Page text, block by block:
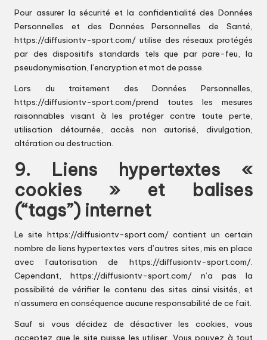
Pour assurer la sécurité et la confidentialité des Données
Personnelles et des Données Personnelles de Santé,
https://diffusiontv-sport.com/ utilise des réseaux protégés
par des dispositifs standards tels que par pare-feu, la
pseudonymisation, l’encryption et mot de passe.
Lors du traitement des Données Personnelles,
https://diffusiontv-sport.com/prend toutes les mesures
raisonnables visant à les protéger contre toute perte,
utilisation détournée, accès non autorisé, divulgation,
altération ou destruction.
9. Liens hypertextes «
cookies » et balises
(“tags”) internet
Le site https://diffusiontv-sport.com/contient un certain
nombre de liens hypertextes vers d’autres sites, mis en place
avec l’autorisation de https://diffusiontv-sport.com/.
Cependant, https://diffusiontv-sport.com/ n’a pas la
possibilité de vérifier le contenu des sites ainsi visités, et
n’assumera en conséquence aucune responsabilité de ce fait.
Sauf si vous décidez de désactiver les cookies, vous
acceptez que le site puisse les utiliser. Vous pouvez à tout